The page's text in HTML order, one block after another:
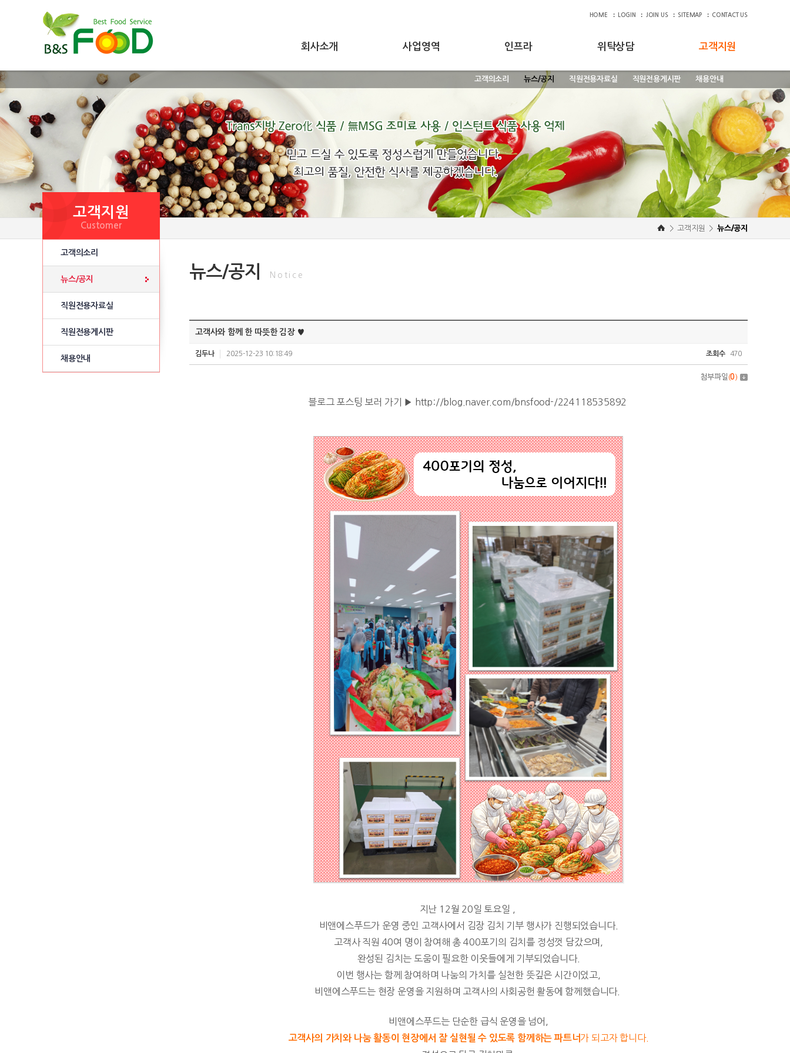
HOME LOGIN JOIN US SITEMAP CONTACT US
회사소개 사업영역 인프라 위탁상담 고객지원
고객의소리 뉴스/공지 직원전용자료실 직원전용게시판 채용안내
고객지원
Customer
고객의소리
뉴스/공지
직원전용자료실
직원전용게시판
채용안내
> 고객지원 > 뉴스/공지
뉴스/공지 Notice
고객사와 함께 한 따뜻한 김장 ♥
김두나 2025-12-23 10:18:49 조회수 470
첨부파일 (0)
블로그 포스팅 보러 가기 ▶ http://blog.naver.com/bnsfood-/224118535892
지난 12월 20일 토요일 ,
비앤에스푸드가 운영 중인 고객사에서 김장 김치 기부 행사가 진행되었습니다.
고객사 직원 40여 명이 참여해 총 400포기의 김치를 정성껏 담갔으며,
완성된 김치는 도움이 필요한 이웃들에게 기부되었습니다.
이번 행사는 함께 참여하며 나눔의 가치를 실천한 뜻깊은 시간이었고,
비앤에스푸드는 현장 운영을 지원하며 고객사의 사회공헌 활동에 함께했습니다.
비앤에스푸드는 단순한 급식 운영을 넘어,
고객사의 가치와 나눔 활동이 현장에서 잘 실현될 수 있도록 함께하는 파트너 가 되고자 합니다.